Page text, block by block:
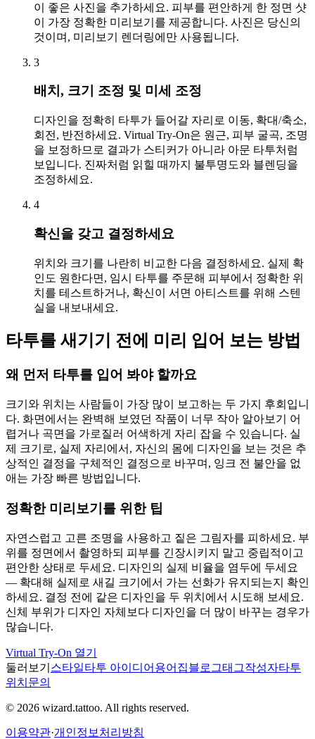
이 좋은 사진을 추가하세요. 피부를 편안하게 한 정면 샷
이 가장 정확한 미리보기를 제공합니다. 사진은 당신의
것이며, 미리보기 렌더링에만 사용됩니다.
3
배치, 크기 조정 및 미세 조정
디자인을 정확히 타투가 들어갈 자리로 이동, 확대/축소,
회전, 반전하세요. Virtual Try-On은 원근, 피부 굴곡, 조명
을 보정하므로 결과가 스티커가 아니라 아문 타투처럼
보입니다. 진짜처럼 읽힐 때까지 불투명도와 블렌딩을
조정하세요.
4
확신을 갖고 결정하세요
위치와 크기를 나란히 비교한 다음 결정하세요. 실제 확
인도 원한다면, 임시 타투를 주문해 피부에서 정확한 위
치를 테스트하거나, 확신이 서면 아티스트를 위해 스텐
실을 내보내세요.
타투를 새기기 전에 미리 입어 보는 방법
왜 먼저 타투를 입어 봐야 할까요
크기와 위치는 사람들이 가장 많이 보고하는 두 가지 후회입니
다. 화면에서는 완벽해 보였던 작품이 너무 작아 알아보기 어
렵거나 곡면을 가로질러 어색하게 자리 잡을 수 있습니다. 실
제 크기로, 실제 자리에서, 자신의 몸에 디자인을 보는 것은 추
상적인 결정을 구체적인 결정으로 바꾸며, 잉크 전 불안을 없
애는 가장 빠른 방법입니다.
정확한 미리보기를 위한 팁
자연스럽고 고른 조명을 사용하고 짙은 그림자를 피하세요. 부
위를 정면에서 촬영하되 피부를 긴장시키지 말고 중립적이고
편안한 상태로 두세요. 디자인의 실제 비율을 염두에 두세요
— 확대해 실제로 새길 크기에서 가는 선화가 유지되는지 확인
하세요. 결정 전에 같은 디자인을 두 위치에서 시도해 보세요.
신체 부위가 디자인 자체보다 디자인을 더 많이 바꾸는 경우가
많습니다.
Virtual Try-On 열기
둘러보기 스타일타투 아이디어 용어집블로그태그작성자타투
위치 문의
© 2026 wizard.tattoo. All rights reserved.
이용약관·개인정보처리방침